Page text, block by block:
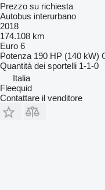
Prezzo su richiesta
Autobus interurbano
2018
174.108 km
Euro 6
Potenza 190 HP (140 kW)
Quantità dei sportelli 1-1-0
Italia
Fleequid
Contattare il venditore